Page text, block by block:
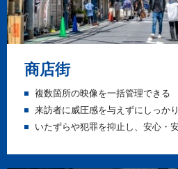
商店街
複数箇所の映像を一括管理できる
来訪者に威圧感を与えずにしっか
いたずらや犯罪を抑止し、安心・